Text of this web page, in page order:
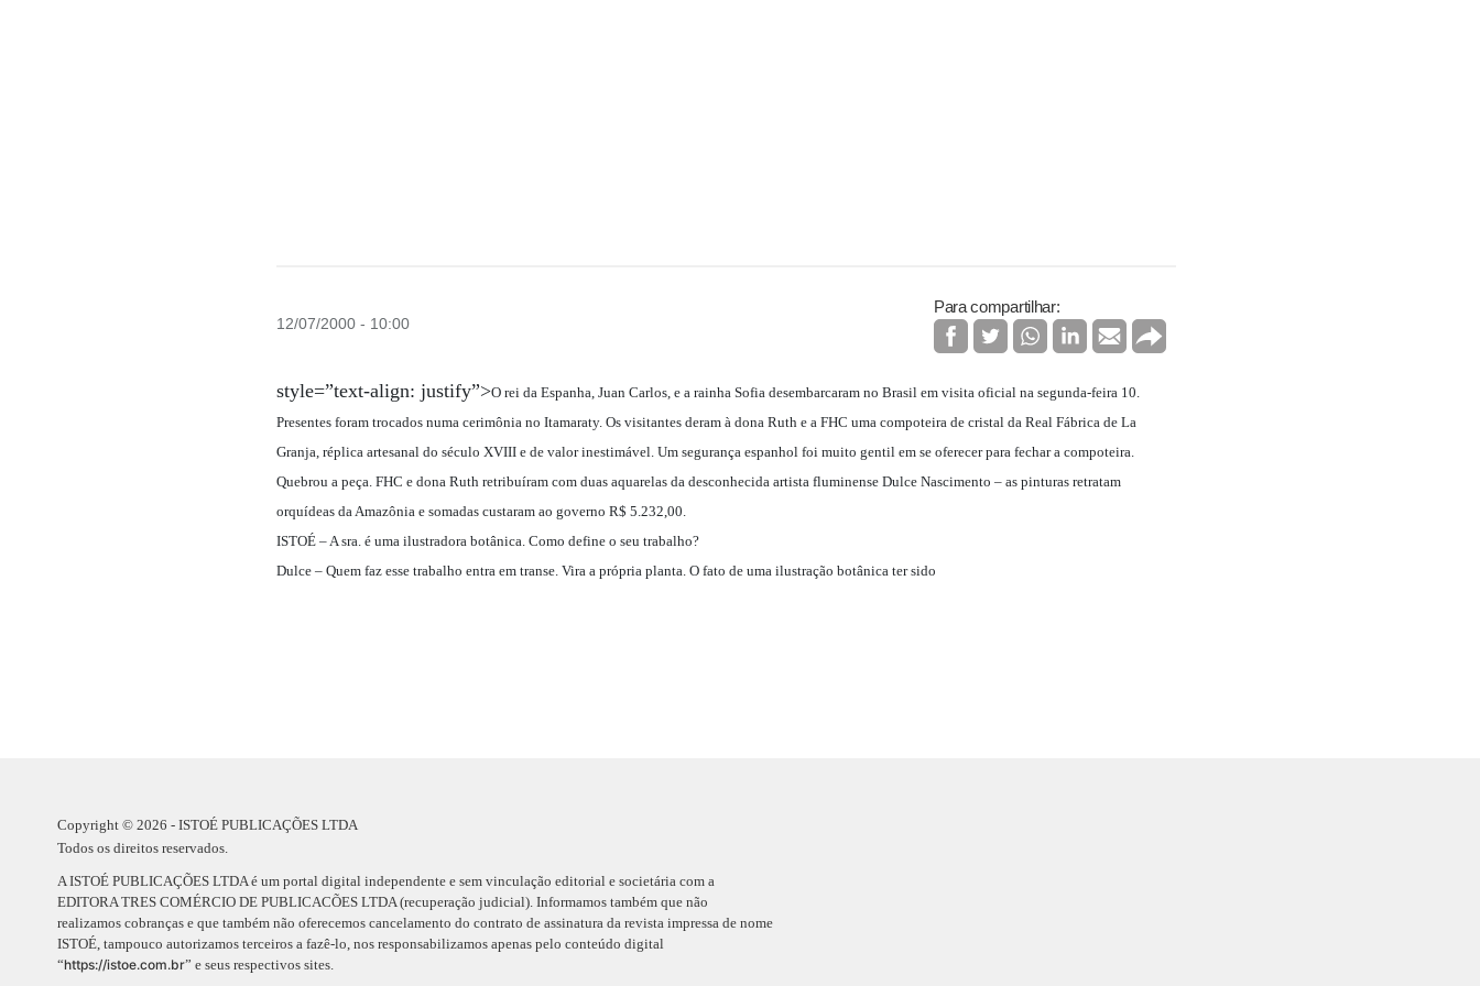
12/07/2000 - 10:00
Para compartilhar:
style=”text-align: justify”>O rei da Espanha, Juan Carlos, e a rainha Sofia desembarcaram no Brasil em visita oficial na segunda-feira 10.
Presentes foram trocados numa cerimônia no Itamaraty. Os visitantes deram à dona Ruth e a FHC uma compoteira de cristal da Real Fábrica de La
Granja, réplica artesanal do século XVIII e de valor inestimável. Um segurança espanhol foi muito gentil em se oferecer para fechar a compoteira.
Quebrou a peça. FHC e dona Ruth retribuíram com duas aquarelas da desconhecida artista fluminense Dulce Nascimento – as pinturas retratam
orquídeas da Amazônia e somadas custaram ao governo R$ 5.232,00.
ISTOÉ – A sra. é uma ilustradora botânica. Como define o seu trabalho?
Dulce – Quem faz esse trabalho entra em transe. Vira a própria planta. O fato de uma ilustração botânica ter sido
Copyright © 2026 - ISTOÉ PUBLICAÇÕES LTDA
Todos os direitos reservados.
A ISTOÉ PUBLICAÇÕES LTDA é um portal digital independente e sem vinculação editorial e societária com a
EDITORA TRES COMÉRCIO DE PUBLICACÕES LTDA (recuperação judicial). Informamos também que não
realizamos cobranças e que também não oferecemos cancelamento do contrato de assinatura da revista impressa de nome
ISTOÉ, tampouco autorizamos terceiros a fazê-lo, nos responsabilizamos apenas pelo conteúdo digital
“https://istoe.com.br” e seus respectivos sites.